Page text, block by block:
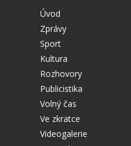
Úvod
Zprávy
Sport
Kultura
Rozhovory
Publicistika
Volný čas
Ve zkratce
Videogalerie